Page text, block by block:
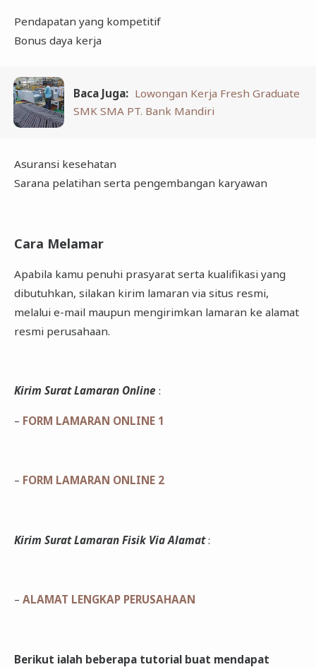
Pendapatan yang kompetitif
Bonus daya kerja
Baca Juga: Lowongan Kerja Fresh Graduate
SMK SMA PT. Bank Mandiri
Asuransi kesehatan
Sarana pelatihan serta pengembangan karyawan
Cara Melamar
Apabila kamu penuhi prasyarat serta kualifikasi yang
dibutuhkan, silakan kirim lamaran via situs resmi,
melalui e-mail maupun mengirimkan lamaran ke alamat
resmi perusahaan.
Kirim Surat Lamaran Online :
– FORM LAMARAN ONLINE 1
– FORM LAMARAN ONLINE 2
Kirim Surat Lamaran Fisik Via Alamat:
– ALAMAT LENGKAP PERUSAHAAN
Berikut ialah beberapa tutorial buat mendapat